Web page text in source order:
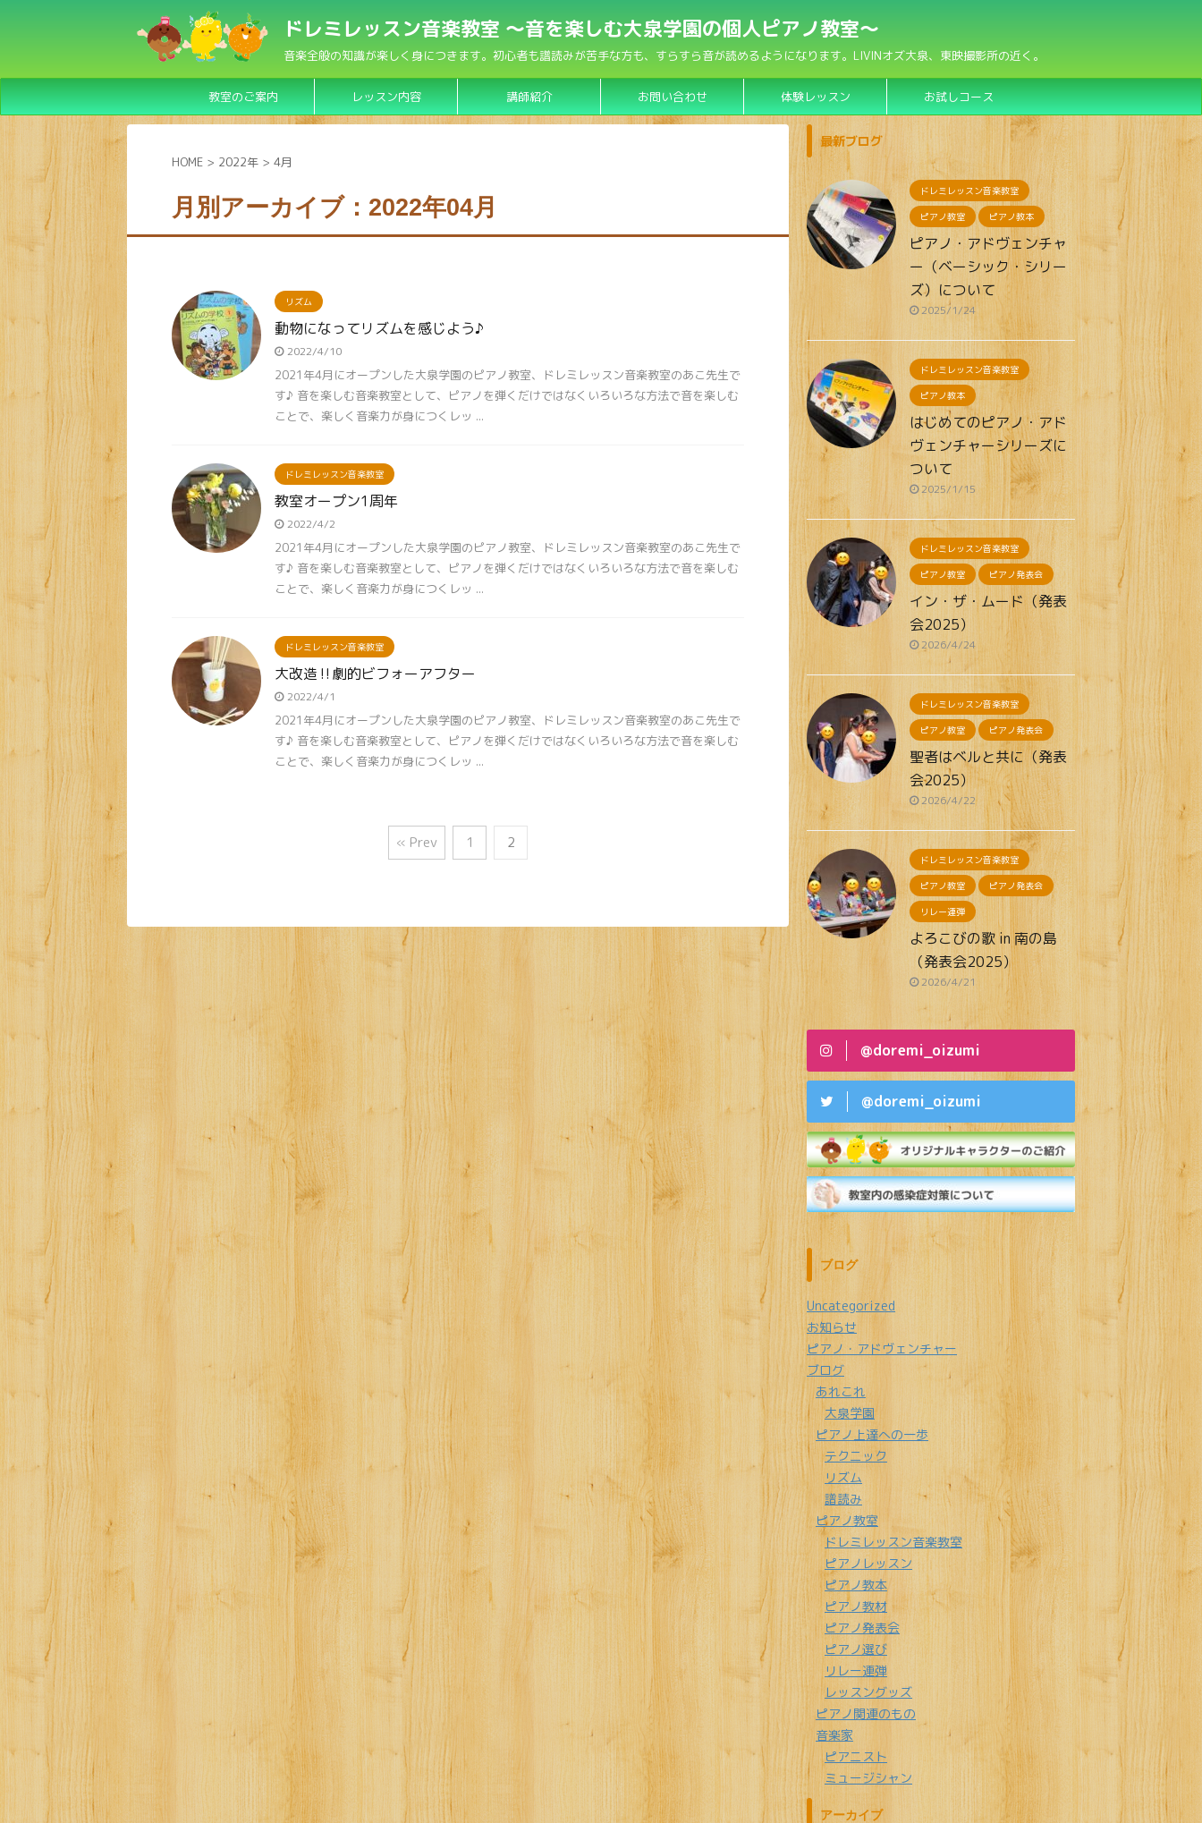
ドレミレッスン音楽教室 〜音を楽しむ大泉学園の個人ピアノ教室〜
音楽全般の知識が楽しく身につきます。初心者も譜読みが苦手な方も、すらすら音が読めるようになります。LIVINオズ大泉、東映撮影所の近く。
教室のご案内 レッスン内容 講師紹介 お問い合わせ 体験レッスン お試しコース
HOME > 2022年 > 4月
月別アーカイブ：2022年04月
リズム
動物になってリズムを感じよう♪
2022/4/10
2021年4月にオープンした大泉学園のピアノ教室、ドレミレッスン音楽教室のあこ先生で
す♪ 音を楽しむ音楽教室として、ピアノを弾くだけではなくいろいろな方法で音を楽しむ
ことで、楽しく音楽力が身につくレッ ...
ドレミレッスン音楽教室
教室オープン1周年
2022/4/2
2021年4月にオープンした大泉学園のピアノ教室、ドレミレッスン音楽教室のあこ先生で
す♪ 音を楽しむ音楽教室として、ピアノを弾くだけではなくいろいろな方法で音を楽しむ
ことで、楽しく音楽力が身につくレッ ...
ドレミレッスン音楽教室
大改造‼︎劇的ビフォーアフター
2022/4/1
2021年4月にオープンした大泉学園のピアノ教室、ドレミレッスン音楽教室のあこ先生で
す♪ 音を楽しむ音楽教室として、ピアノを弾くだけではなくいろいろな方法で音を楽しむ
ことで、楽しく音楽力が身につくレッ ...
« Prev 1 2
最新ブログ
ドレミレッスン音楽教室
ピアノ教室 ピアノ教本
ピアノ・アドヴェンチャ
ー（ベーシック・シリー
ズ）について
2025/1/24
ドレミレッスン音楽教室
ピアノ教本
はじめてのピアノ・アド
ヴェンチャーシリーズに
ついて
2025/1/15
ドレミレッスン音楽教室
ピアノ教室 ピアノ発表会
イン・ザ・ムード（発表
会2025）
2026/4/24
ドレミレッスン音楽教室
ピアノ教室 ピアノ発表会
聖者はベルと共に（発表
会2025）
2026/4/22
ドレミレッスン音楽教室
ピアノ教室 ピアノ発表会
リレー連弾
よろこびの歌 in 南の島
（発表会2025）
2026/4/21
@doremi_oizumi
@doremi_oizumi
ブログ
Uncategorized
お知らせ
ピアノ・アドヴェンチャー
ブログ
あれこれ
大泉学園
ピアノ上達への一歩
テクニック
リズム
譜読み
ピアノ教室
ドレミレッスン音楽教室
ピアノレッスン
ピアノ教本
ピアノ教材
ピアノ発表会
ピアノ選び
リレー連弾
レッスングッズ
ピアノ関連のもの
音楽家
ピアニスト
ミュージシャン
アーカイブ